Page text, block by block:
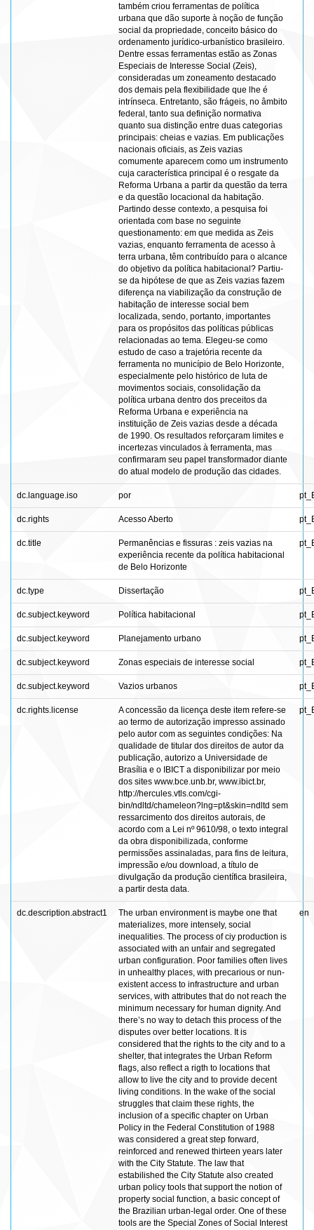
também criou ferramentas de política
urbana que dão suporte à noção de função
social da propriedade, conceito básico do
ordenamento jurídico-urbanístico brasileiro.
Dentre essas ferramentas estão as Zonas
Especiais de Interesse Social (Zeis),
consideradas um zoneamento destacado
dos demais pela flexibilidade que lhe é
intrínseca. Entretanto, são frágeis, no âmbito
federal, tanto sua definição normativa
quanto sua distinção entre duas categorias
principais: cheias e vazias. Em publicações
nacionais oficiais, as Zeis vazias
comumente aparecem como um instrumento
cuja característica principal é o resgate da
Reforma Urbana a partir da questão da terra
e da questão locacional da habitação.
Partindo desse contexto, a pesquisa foi
orientada com base no seguinte
questionamento: em que medida as Zeis
vazias, enquanto ferramenta de acesso à
terra urbana, têm contribuído para o alcance
do objetivo da política habitacional? Partiu-
se da hipótese de que as Zeis vazias fazem
diferença na viabilização da construção de
habitação de interesse social bem
localizada, sendo, portanto, importantes
para os propósitos das políticas públicas
relacionadas ao tema. Elegeu-se como
estudo de caso a trajetória recente da
ferramenta no município de Belo Horizonte,
especialmente pelo histórico de luta de
movimentos sociais, consolidação da
política urbana dentro dos preceitos da
Reforma Urbana e experiência na
instituição de Zeis vazias desde a década
de 1990. Os resultados reforçaram limites e
incertezas vinculados à ferramenta, mas
confirmaram seu papel transformador diante
do atual modelo de produção das cidades.
dc.language.iso por
dc.rights Acesso Aberto
dc.title
Permanências e fissuras : zeis vazias na
experiência recente da política habitacional
de Belo Horizonte
dc.type Dissertação
dc.subject.keyword Política habitacional
dc.subject.keyword Planejamento urbano
dc.subject.keyword Zonas especiais de interesse social
dc.subject.keyword Vazios urbanos
dc.rights.license
A concessão da licença deste item refere-se
ao termo de autorização impresso assinado
pelo autor com as seguintes condições: Na
qualidade de titular dos direitos de autor da
publicação, autorizo a Universidade de
Brasília e o IBICT a disponibilizar por meio
dos sites www.bce.unb.br, www.ibict.br,
http://hercules.vtls.com/cgi-
bin/ndltd/chameleon?lng=pt&skin=ndltd sem
ressarcimento dos direitos autorais, de
acordo com a Lei nº 9610/98, o texto integral
da obra disponibilizada, conforme
permissões assinaladas, para fins de leitura,
impressão e/ou download, a título de
divulgação da produção científica brasileira,
a partir desta data.
dc.description.abstract1
The urban environment is maybe one that
materializes, more intensely, social
inequalities. The process of ciy production is
associated with an unfair and segregated
urban configuration. Poor families often lives
in unhealthy places, with precarious or nun-
existent access to infrastructure and urban
services, with attributes that do not reach the
minimum necessary for human dignity. And
there’s no way to detach this process of the
disputes over better locations. It is
considered that the rights to the city and to a
shelter, that integrates the Urban Reform
flags, also reflect a rigth to locations that
allow to live the city and to provide decent
living conditions. In the wake of the social
struggles that claim these rights, the
inclusion of a specific chapter on Urban
Policy in the Federal Constitution of 1988
was considered a great step forward,
reinforced and renewed thirteen years later
with the City Statute. The law that
estabilished the City Statute also created
urban policy tools that support the notion of
property social function, a basic concept of
the Brazilian urban-legal order. One of these
tools are the Special Zones of Social Interest
en